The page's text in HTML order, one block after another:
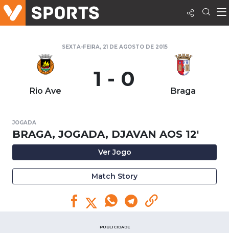
SEXTA-FEIRA, 21 DE AGOSTO DE 2015
Rio Ave 1 - 0 Braga
JOGADA
BRAGA, JOGADA, DJAVAN AOS 12'
Ver Jogo
Match Story
PUBLICIDADE